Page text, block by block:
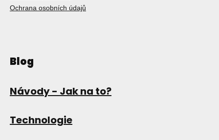
Ochrana osobních údajů
Blog
Návody - Jak na to?
Technologie